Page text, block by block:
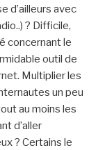
d’ailleurs avec
? Difficile,
concernant le
outil de
Multiplier les
un peu
au moins les
d’aller
? Certains le